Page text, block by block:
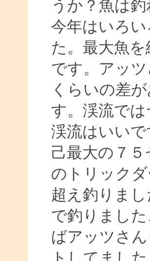
うか？魚は
今年はいろ
た。最大魚
です。アッ
くらいの差
す。渓流で
渓流はいい
己最大の７
のトリック
超え釣りま
で釣りまし
ばアッツさ